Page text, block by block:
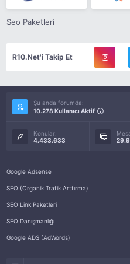
Seo Paketleri
R10.Net'i Takip Et
Şu anda forumda:
10.278 Kullanıcı Aktif
Konular:
4.433.633
Google Adsense
SEO (Organik Trafik Arttırma)
SEO Link Paketleri
SEO Danışmanlığı
Google ADS (AdWords)